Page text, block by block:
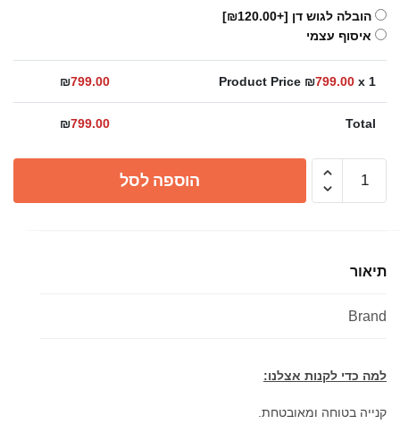
הובלה לגוש דן [+₪120.00]
איסוף עצמי
Product Price ₪799.00 x 1
₪799.00
Total
₪799.00
נירוסטה
הוספה לסל
תיאור
Brand
למה כדי לקנות אצלנו:
קנייה בטוחה ומאובטחת.